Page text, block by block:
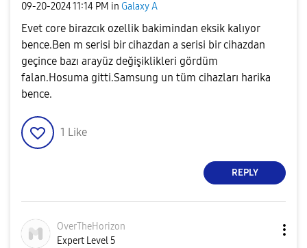
‎09-20-202411:14 PM in Galaxy A
Evet core birazcık ozellik bakimindan eksik kalıyor
bence.Ben m serisi bir cihazdan a serisi bir cihazdan
geçince bazı arayüz değişiklikleri gördüm
falan.Hosuma gitti.Samsung un tüm cihazları harika
bence.
1 Like
REPLY
OverTheHorizon
Expert Level 5